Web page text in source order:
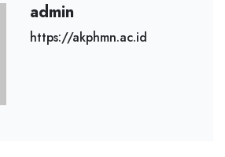
admin
https://akphmn.ac.id